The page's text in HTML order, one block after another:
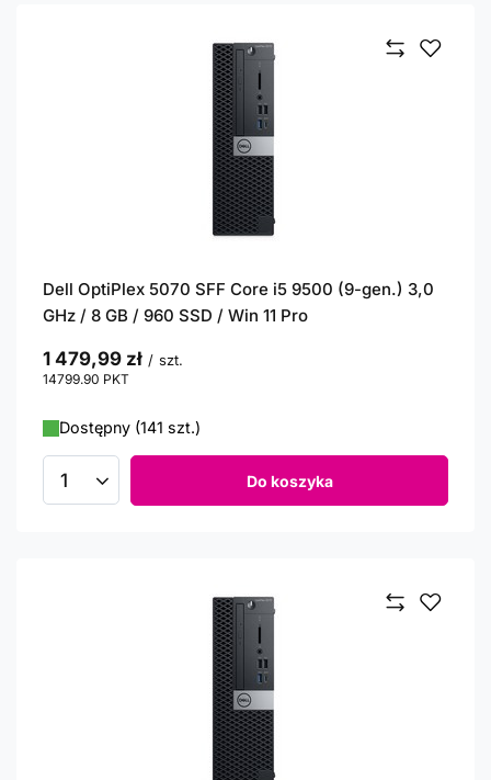
Dell OptiPlex 5070 SFF Core i5 9500 (9-gen.) 3,0
GHz / 8 GB / 960 SSD / Win 11 Pro
1 479,99 zł / szt.
14799.90 PKT
Dostępny (141 szt.)
Ilość produktów Do koszyka